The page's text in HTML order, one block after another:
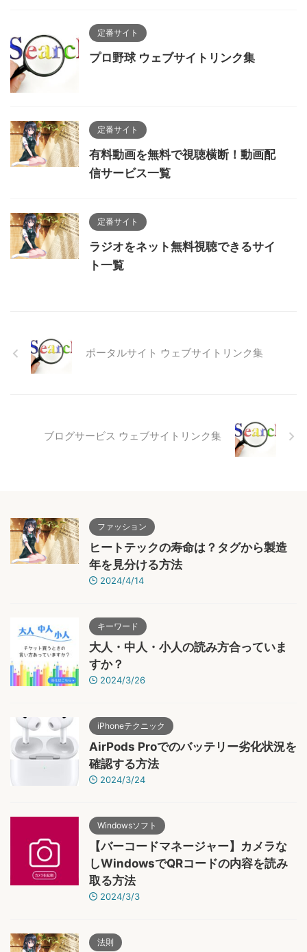
定番サイト
プロ野球 ウェブサイトリンク集
定番サイト
有料動画を無料で視聴横断！動画配
信サービス一覧
定番サイト
ラジオをネット無料視聴できるサイ
ト一覧
ポータルサイト ウェブサイトリンク集
ブログサービス ウェブサイトリンク集
ファッション
ヒートテックの寿命は？タグから製造
年を見分ける方法
2024/4/14
キーワード
大人・中人・小人の読み方合っていま
すか？
2024/3/26
iPhoneテクニック
AirPods Proでのバッテリー劣化状況を
確認する方法
2024/3/24
Windowsソフト
【バーコードマネージャー】カメラな
しWindowsでQRコードの内容を読み
取る方法
2024/3/3
法則